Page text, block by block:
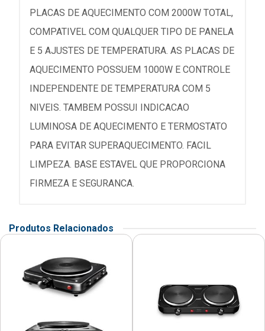
PLACAS DE AQUECIMENTO COM 2000W TOTAL,
COMPATIVEL COM QUALQUER TIPO DE PANELA
E 5 AJUSTES DE TEMPERATURA. AS PLACAS DE
AQUECIMENTO POSSUEM 1000W E CONTROLE
INDEPENDENTE DE TEMPERATURA COM 5
NIVEIS. TAMBEM POSSUI INDICACAO
LUMINOSA DE AQUECIMENTO E TERMOSTATO
PARA EVITAR SUPERAQUECIMENTO. FACIL
LIMPEZA. BASE ESTAVEL QUE PROPORCIONA
FIRMEZA E SEGURANCA.
Produtos Relacionados